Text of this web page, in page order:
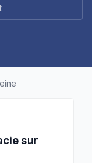
sur